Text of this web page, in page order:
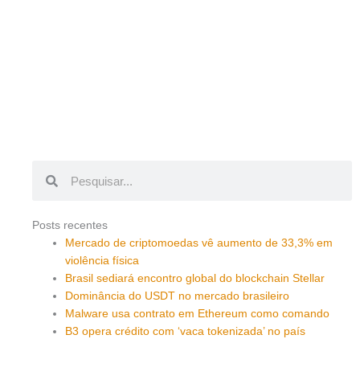
Posts recentes
Mercado de criptomoedas vê aumento de 33,3% em
violência física
Brasil sediará encontro global do blockchain Stellar
Dominância do USDT no mercado brasileiro
Malware usa contrato em Ethereum como comando
B3 opera crédito com ‘vaca tokenizada’ no país